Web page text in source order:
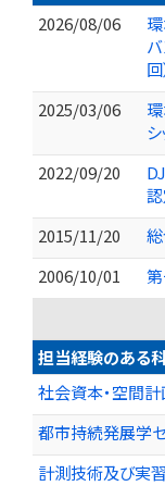
2026/08/06
回
2025/03/06
2022/09/20
2015/11/20
2006/10/01
担当経験のある
社会資本・空間計
都市持続発展学セ
計測技術及び実習